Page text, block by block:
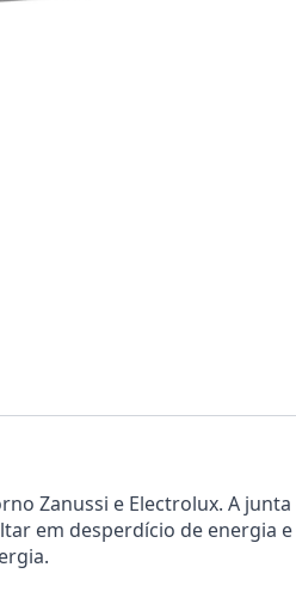
Zanussi e Electrolux. A
em desperdício de energia